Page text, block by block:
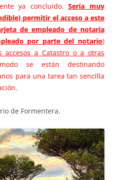
ya concluido.Sería muy
permitir el acceso a este
de empleado de notaría
por parte del notario)
a Catastro o a otras
se están destinando
para una tarea tan sencilla
de Formentera.